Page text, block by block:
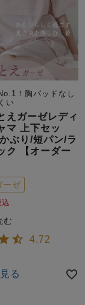
新着商品
ら
ワンピース
ボーイズ長袖
り
！胸パッドなし
い
えガーゼレディ
マ 上下セッ
ぶり/短パン/ラ
ク 【オーダー
ーゼ
込
4.72
る